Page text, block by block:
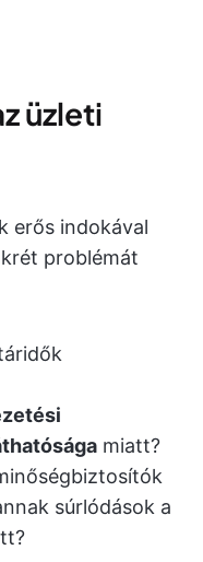
üzleti
erős indokával
problémát
miatt?
súrlódások a